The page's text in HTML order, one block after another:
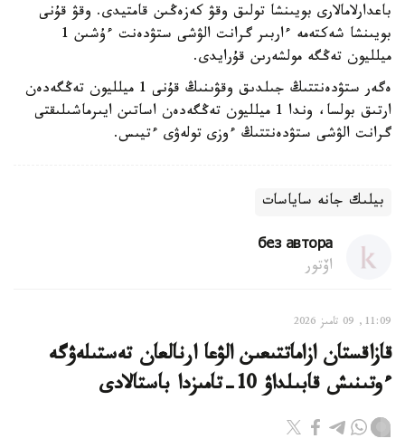
باعدارلامالارى بويىنشا تولىق وقۋ كەزەڭىن قامتيدى. وقۋ قۇنى
بويىنشا شەكتەمە ءاربىر گرانت الۋشى ستۋدەنت ءۇشىن 1
ميلليون تەڭگە مولشەرىن قۇرايدى.
ەگەر ستۋدەنتتىڭ جىلدىق وقۋىنىڭ قۇنى 1 ميلليون تەڭگەدەن
ارتىق بولسا، وندا 1 ميلليون تەڭگەدەن اساتىن ايىرماشىلىقتى
گرانت الۋشى ستۋدەنتتىڭ ءوزى تولەۋى ءتيىس.
بيلىك جانە ساياسات
без автора
اۆتور
11:09, 09 تامىز 2026
قازاقستان ازاماتتىعىن الۋعا ارنالعان تەستىلەۋگە
ءوتىنىش قابىلداۋ 10-تامىزدا باستالادى